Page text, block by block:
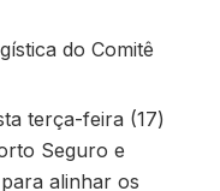
do Comitê
terça-feira (17)
Seguro e
alinhar os